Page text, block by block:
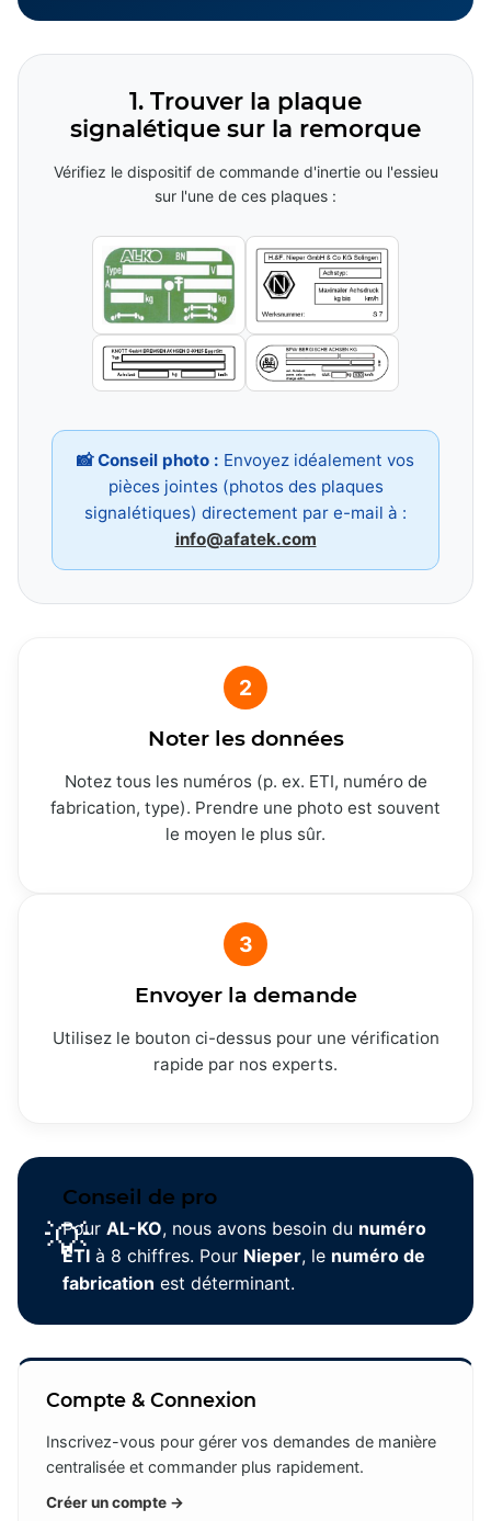
1. Trouver la plaque
signalétique sur la remorque
Vérifiez le dispositif de commande d'inertie ou l'essieu
sur l'une de ces plaques :
📸 Conseil photo : Envoyez idéalement vos
pièces jointes (photos des plaques
signalétiques) directement par e-mail à :
info@afatek.com
2
Noter les données
Notez tous les numéros (p. ex. ETI, numéro de
fabrication, type). Prendre une photo est souvent
le moyen le plus sûr.
3
Envoyer la demande
Utilisez le bouton ci-dessus pour une vérification
rapide par nos experts.
💡
Conseil de pro
Pour AL-KO, nous avons besoin du numéro
ETIà 8 chiffres. Pour Nieper, le numéro de
fabrication est déterminant.
Compte & Connexion
Inscrivez-vous pour gérer vos demandes de manière
centralisée et commander plus rapidement.
Créer un compte →